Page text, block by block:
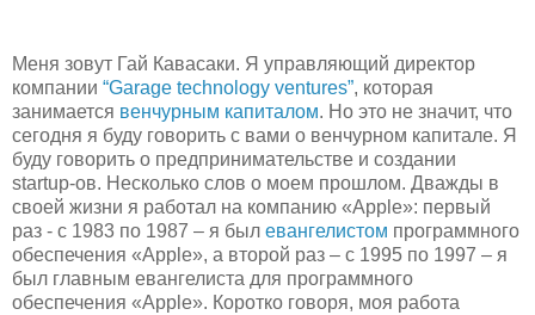
Меня зовут Гай Кавасаки. Я управляющий директор
компании “Garage technology ventures”, которая
занимается венчурным капиталом. Но это не значит, что
сегодня я буду говорить с вами о венчурном капитале. Я
буду говорить о предпринимательстве и создании
startup-ов. Несколько слов о моем прошлом. Дважды в
своей жизни я работал на компанию «Apple»: первый
раз - с 1983 по 1987 – я был евангелистом программного
обеспечения «Apple», а второй раз – с 1995 по 1997 – я
был главным евангелиста для программного
обеспечения «Apple». Коротко говоря, моя работа